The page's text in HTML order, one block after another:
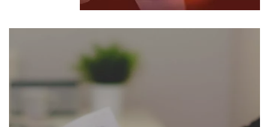
כנסים ואירועים
לכל העוסקים בתעשיית הסמיקונדקטור כולל מהנדסים,